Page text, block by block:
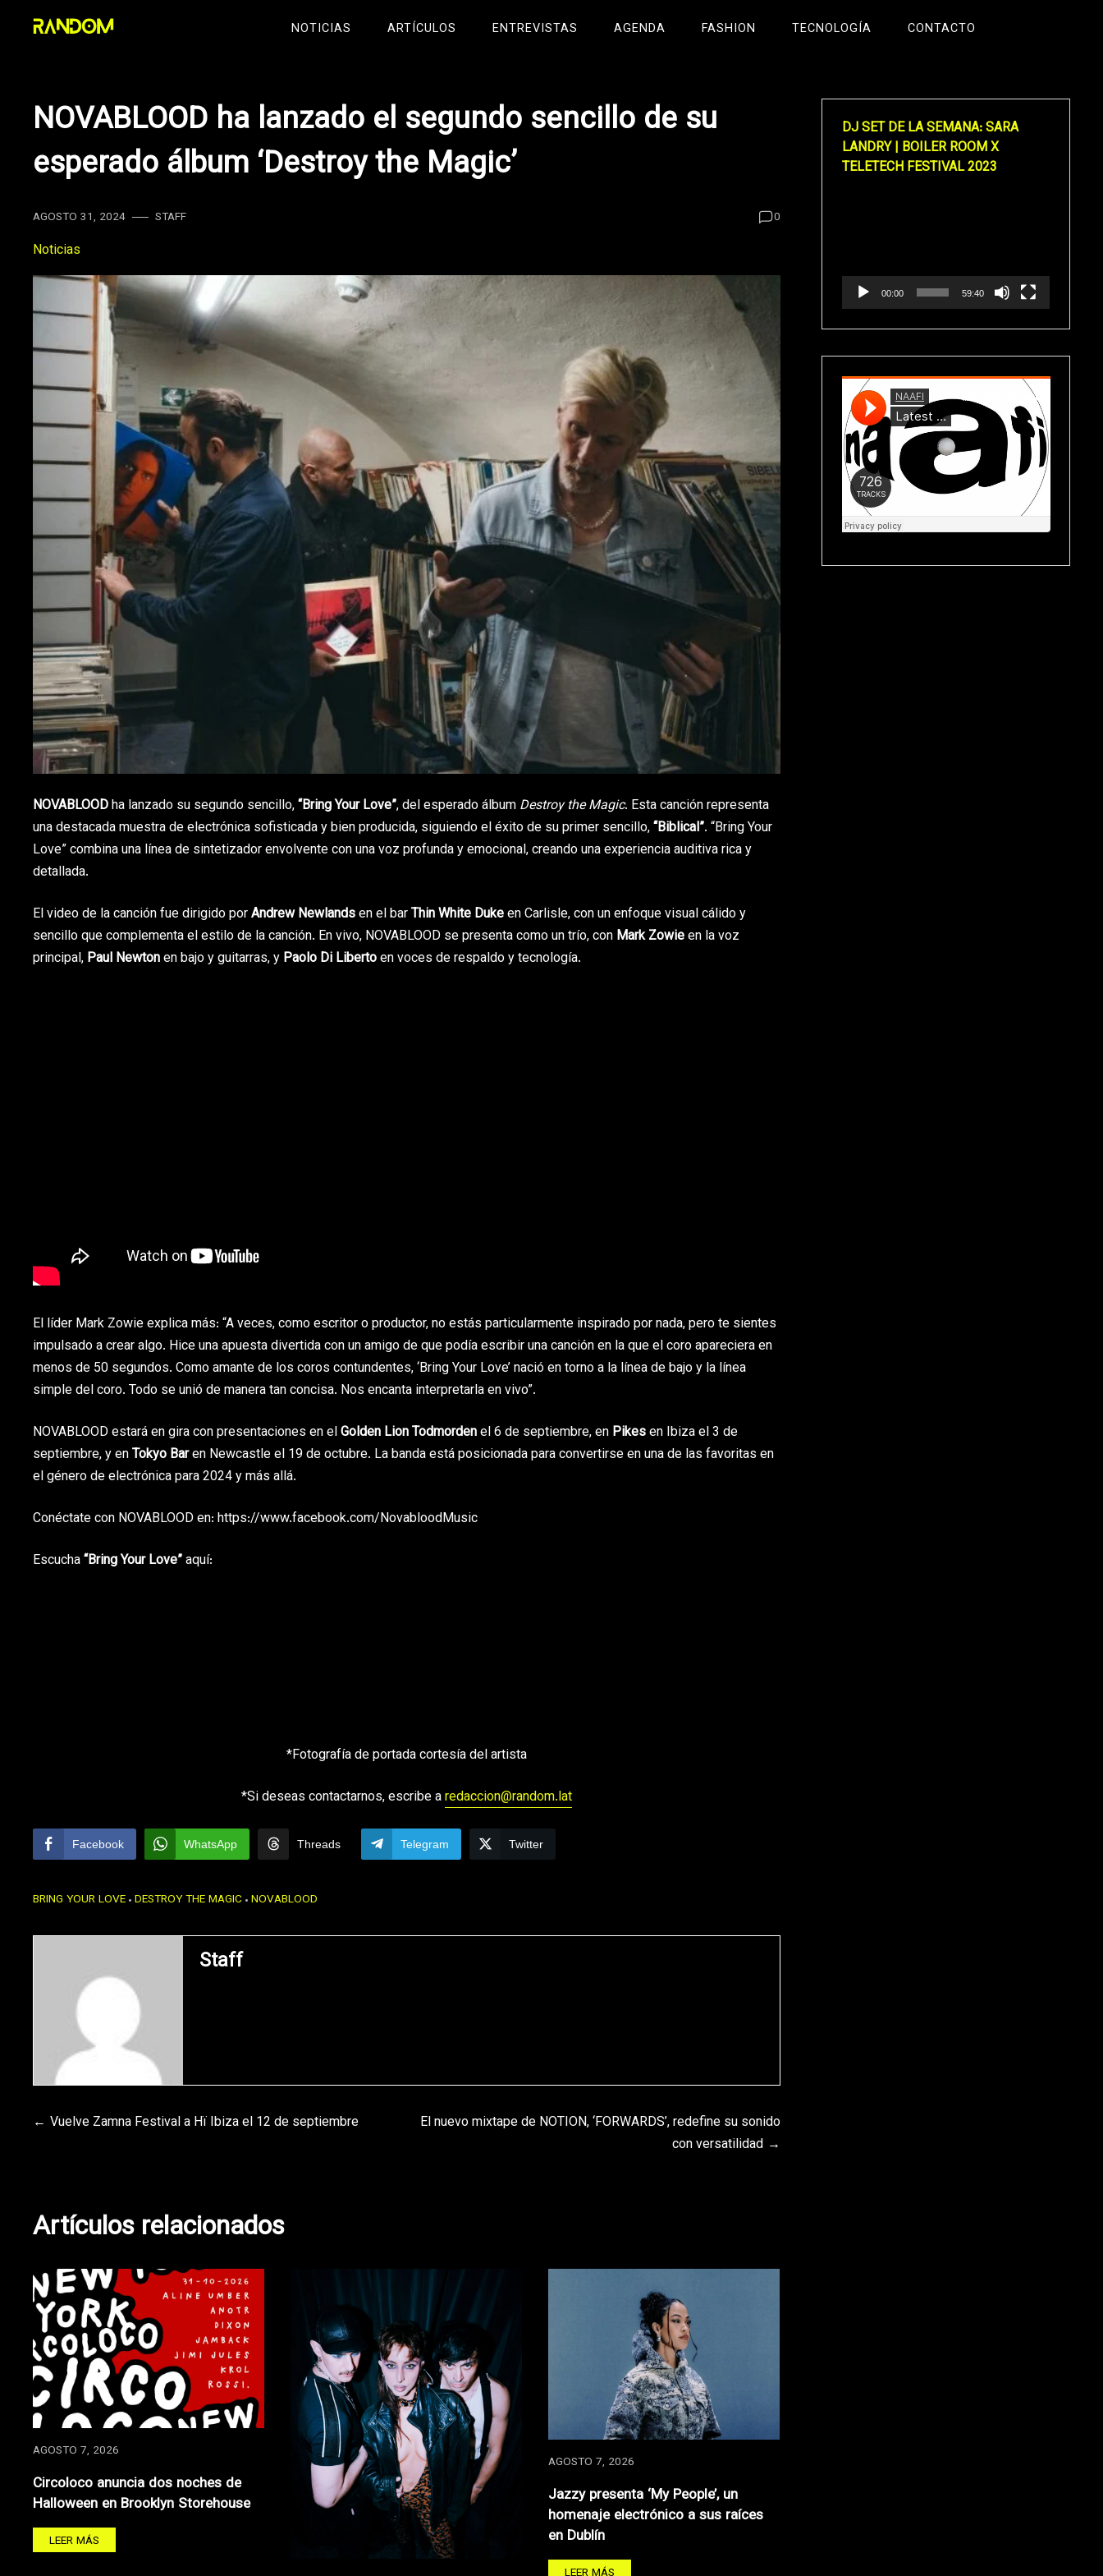
NOTICIAS ARTÍCULOS ENTREVISTAS AGENDA FASHION TECNOLOGÍA CONTACTO
NOVABLOOD ha lanzado el segundo sencillo de su
esperado álbum ‘Destroy the Magic’
AGOSTO 31, 2024 STAFF 0
Noticias
NOVABLOODha lanzado su segundo sencillo,“Bring Your Love”, del esperado álbum Destroy the Magic. Esta canción representa
una destacada muestra de electrónica sofisticada y bien producida, siguiendo el éxito de su primer sencillo,“Biblical”. “Bring Your
Love” combina una línea de sintetizador envolvente con una voz profunda y emocional, creando una experiencia auditiva rica y
detallada.
El video de la canción fue dirigido porAndrew Newlandsen el barThin White Dukeen Carlisle, con un enfoque visual cálido y
sencillo que complementa el estilo de la canción. En vivo, NOVABLOOD se presenta como un trío, con Mark Zowieen la voz
principal, Paul Newtonen bajo y guitarras, y Paolo Di Libertoen voces de respaldo y tecnología.
El líder Mark Zowie explica más: “A veces, como escritor o productor, no estás particularmente inspirado por nada, pero te sientes
impulsado a crear algo. Hice una apuesta divertida con un amigo de que podía escribir una canción en la que el coro apareciera en
menos de 50 segundos. Como amante de los coros contundentes, ‘Bring Your Love’ nació en torno a la línea de bajo y la línea
simple del coro. Todo se unió de manera tan concisa. Nos encanta interpretarla en vivo”.
NOVABLOOD estará en gira con presentaciones en elGolden Lion Todmordenel 6 de septiembre, en Pikesen Ibiza el 3 de
septiembre, y enTokyo Baren Newcastle el 19 de octubre. La banda está posicionada para convertirse en una de las favoritas en
el género de electrónica para 2024 y más allá.
Conéctate con NOVABLOOD en: https://www.facebook.com/NovabloodMusic
Escucha“Bring Your Love”aquí:
*Fotografía de portada cortesía del artista
*Si deseas contactarnos, escribe aredaccion@random.lat
Facebook WhatsApp Threads Telegram Twitter
BRING YOUR LOVE DESTROY THE MAGIC NOVABLOOD
Staff
Navegación
entradas
Vuelve Zamna Festival a Hï Ibiza el 12 de septiembre
El nuevo mixtape de NOTION, ‘FORWARDS’, redefine su sonido
con versatilidad
Artículos relacionados
AGOSTO 7, 2026
Circoloco anuncia dos noches de
Halloween en Brooklyn Storehouse
LEER MÁS
AGOSTO 7, 2026
Jazzy presenta ‘My People’, un
homenaje electrónico a sus raíces
en Dublín
DJ SET DE LA SEMANA: SARA
LANDRY | BOILER ROOM X
TELETECH FESTIVAL 2023
00:00 59:40